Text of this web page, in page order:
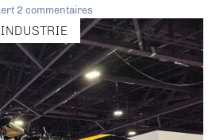
2 commentaires
INDUSTRIE